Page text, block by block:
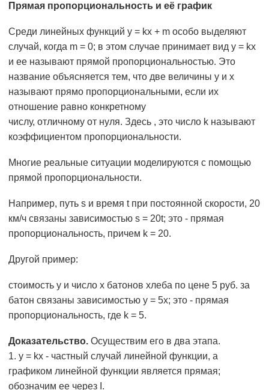
Прямая пропорциональность и её график
Среди линейных функций у = kx + m особо выделяют
случай, когда m = 0; в этом случае принимает вид у = kx
и ее называют прямой пропорциональностью. Это
название объясняется тем, что две величины у и х
называют прямо пропорциональными, если их
отношение равно конкретному
числу, отличному от нуля. Здесь , это число k называют
коэффициентом пропорциональности.
Многие реальные ситуации моделируются с помощью
прямой пропорциональности.
Например, путь s и время t при постоянной скорости, 20
км/ч связаны зависимостью s = 20t; это - прямая
пропорциональность, причем k = 20.
Другой пример:
стоимость у и число х батонов хлеба по цене 5 руб. за
батон связаны зависимостью у = 5х; это - прямая
пропорциональность, где k = 5.
Доказательство. Осуществим его в два этапа.
1. у = kx - частный случай линейной функции, а
графиком линейной функции является прямая;
обозначим ее через I.